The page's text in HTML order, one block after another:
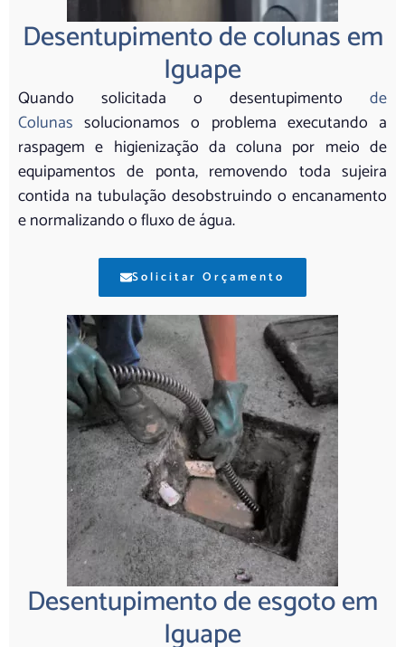
Desentupimento de colunas em
Iguape
Quando solicitada o desentupimento de
Colunas solucionamos o problema executando a
raspagem e higienização da coluna por meio de
equipamentos de ponta, removendo toda sujeira
contida na tubulação desobstruindo o encanamento
e normalizando o fluxo de água.
Solicitar Orçamento
Desentupimento de esgoto em
Iguape